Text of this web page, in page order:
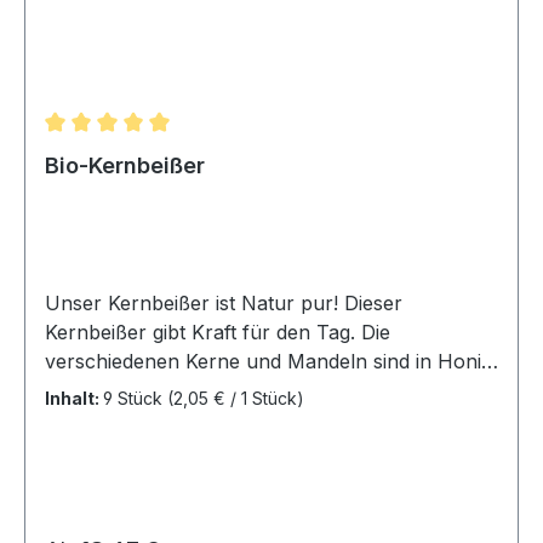
Durchschnittliche Bewertung von 5 von 5 Sternen
Bio-Kernbeißer
Unser Kernbeißer ist Natur pur! Dieser
Kernbeißer gibt Kraft für den Tag. Die
verschiedenen Kerne und Mandeln sind in Honig
gebettet. Zutaten: Kürbiskerne*,
Inhalt: 9 Stück (2,05 € / 1 Stück)